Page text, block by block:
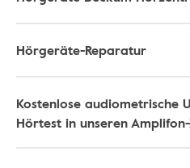
Hörgeräte-Reparatur
Kostenlose audiometrische
Hörtest in unseren